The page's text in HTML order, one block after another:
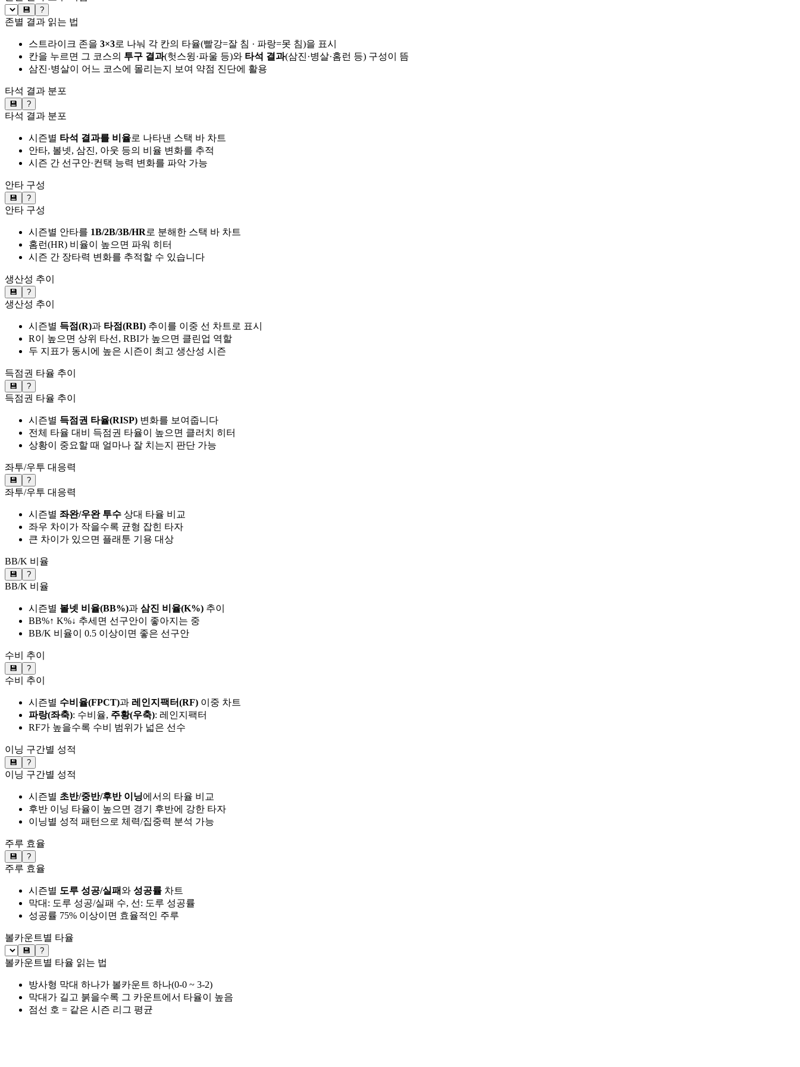
💾 ?
존별 결과 읽는 법
스트라이크 존을 3×3로 나눠 각 칸의 타율(빨강=잘 침 · 파랑=못 침)을 표시
칸을 누르면 그 코스의 투구 결과(헛스윙·파울 등)와 타석 결과(삼진·병살·홈런 등) 구성이 뜸
삼진·병살이 어느 코스에 몰리는지 보여 약점 진단에 활용
타석 결과 분포
💾 ?
타석 결과 분포
시즌별 타석 결과를 비율로 나타낸 스택 바 차트
안타, 볼넷, 삼진, 아웃 등의 비율 변화를 추적
시즌 간 선구안·컨택 능력 변화를 파악 가능
안타 구성
💾 ?
안타 구성
시즌별 안타를 1B/2B/3B/HR로 분해한 스택 바 차트
홈런(HR) 비율이 높으면 파워 히터
시즌 간 장타력 변화를 추적할 수 있습니다
생산성 추이
💾 ?
생산성 추이
시즌별 득점(R)과 타점(RBI) 추이를 이중 선 차트로 표시
R이 높으면 상위 타선, RBI가 높으면 클린업 역할
두 지표가 동시에 높은 시즌이 최고 생산성 시즌
득점권 타율 추이
💾 ?
득점권 타율 추이
시즌별 득점권 타율(RISP) 변화를 보여줍니다
전체 타율 대비 득점권 타율이 높으면 클러치 히터
상황이 중요할 때 얼마나 잘 치는지 판단 가능
좌투/우투 대응력
💾 ?
좌투/우투 대응력
시즌별 좌완/우완 투수 상대 타율 비교
좌우 차이가 작을수록 균형 잡힌 타자
큰 차이가 있으면 플래툰 기용 대상
BB/K 비율
💾 ?
BB/K 비율
시즌별 볼넷 비율(BB%)과 삼진 비율(K%) 추이
BB%↑ K%↓ 추세면 선구안이 좋아지는 중
BB/K 비율이 0.5 이상이면 좋은 선구안
수비 추이
💾 ?
수비 추이
시즌별 수비율(FPCT)과 레인지팩터(RF) 이중 차트
파랑(좌축): 수비율, 주황(우축): 레인지팩터
RF가 높을수록 수비 범위가 넓은 선수
이닝 구간별 성적
💾 ?
이닝 구간별 성적
시즌별 초반/중반/후반 이닝에서의 타율 비교
후반 이닝 타율이 높으면 경기 후반에 강한 타자
이닝별 성적 패턴으로 체력/집중력 분석 가능
주루 효율
💾 ?
주루 효율
시즌별 도루 성공/실패와 성공률 차트
막대: 도루 성공/실패 수, 선: 도루 성공률
성공률 75% 이상이면 효율적인 주루
볼카운트별 타율
💾 ?
볼카운트별 타율 읽는 법
방사형 막대 하나가 볼카운트 하나(0-0 ~ 3-2)
막대가 길고 붉을수록 그 카운트에서 타율이 높음
점선 호 = 같은 시즌 리그 평균